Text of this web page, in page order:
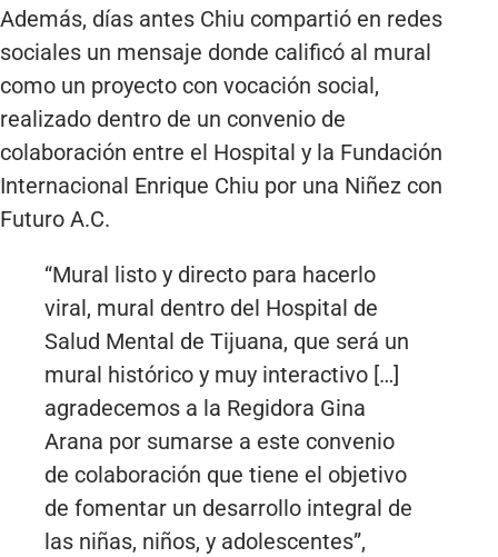
Además, días antes Chiu compartió en redes
sociales un mensaje donde calificó al mural
como un proyecto con vocación social,
realizado dentro de un convenio de
colaboración entre el Hospital y la Fundación
Internacional Enrique Chiu por una Niñez con
Futuro A.C.
“Mural listo y directo para hacerlo
viral, mural dentro del Hospital de
Salud Mental de Tijuana, que será un
mural histórico y muy interactivo […]
agradecemos a la Regidora Gina
Arana por sumarse a este convenio
de colaboración que tiene el objetivo
de fomentar un desarrollo integral de
las niñas, niños, y adolescentes”,